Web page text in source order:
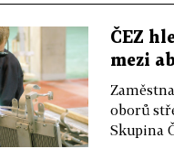
ČEZ
mezi
oborů
Skupina